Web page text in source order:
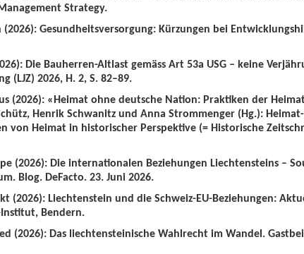
Strategy.
(2026): Gesundheitsversorgung: Kürzungen bei
Die Bauherren-Altlast gemäss Art 53a USG – keine
(LJZ) 2026, H. 2, S. 82–89.
(2026): «Heimat ohne deutsche Nation: Praktiken der
Henrik Schwanitz und Anna Strommenger (Hg.):
von Heimat in historischer Perspektive (= Historische
(2026): Die internationalen Beziehungen Liechtensteins –
Blog. DeFacto. 23. Juni 2026.
(2026): Liechtenstein und die Schweiz-EU-Beziehungen:
Bendern.
(2026): Das liechtensteinische Wahlrecht im Wandel.